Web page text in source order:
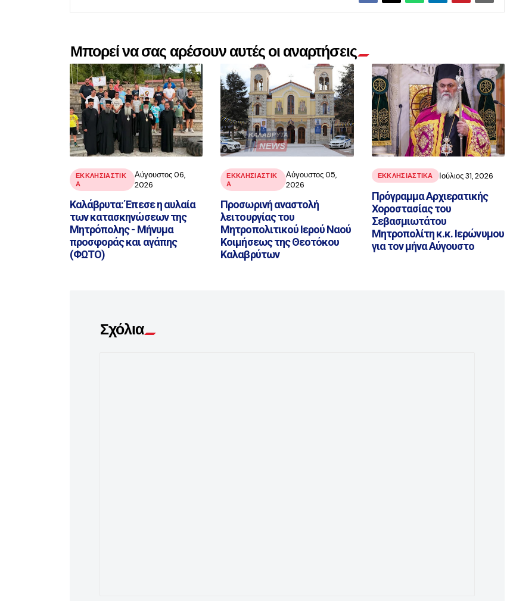
Μπορεί να σας αρέσουν αυτές οι αναρτήσεις
ΕΚΚΛΗΣΙΑΣΤΙΚ
Α
Αύγουστος 06,
2026
Καλάβρυτα: Έπεσε η αυλαία
των κατασκηνώσεων της
Μητρόπολης - Μήνυμα
προσφοράς και αγάπης
(ΦΩΤΟ)
ΕΚΚΛΗΣΙΑΣΤΙΚ
Α
Αύγουστος 05,
2026
Προσωρινή αναστολή
λειτουργίας του
Μητροπολιτικού Ιερού Ναού
Κοιμήσεως της Θεοτόκου
Καλαβρύτων
ΕΚΚΛΗΣΙΑΣΤΙΚΑ Ιούλιος 31, 2026
Πρόγραμμα Αρχιερατικής
Χοροστασίας του
Σεβασμιωτάτου
Μητροπολίτη κ.κ. Ιερώνυμου
για τον μήνα Αύγουστο
Σχόλια